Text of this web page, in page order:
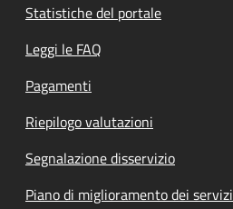
Statistiche del portale
Leggi le FAQ
Pagamenti
Riepilogo valutazioni
Segnalazione disservizio
Piano di miglioramento dei servizi